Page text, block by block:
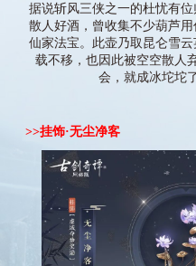
据说斩风三侠之一的杜忧有
散人好酒，曾收集不少葫芦
仙家法宝。此壶乃取昆仑雪
载不移，也因此被空空散
会，就成冰坨坨
>>挂饰·无尘净客